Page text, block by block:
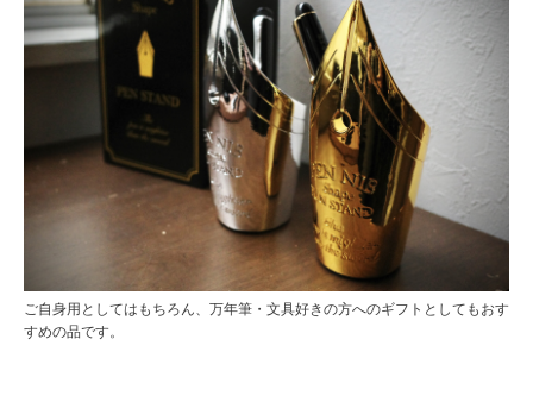
ご自身用としてはもちろん、万年筆・文具好きの方へのギフトとしてもおす
すめの品です。